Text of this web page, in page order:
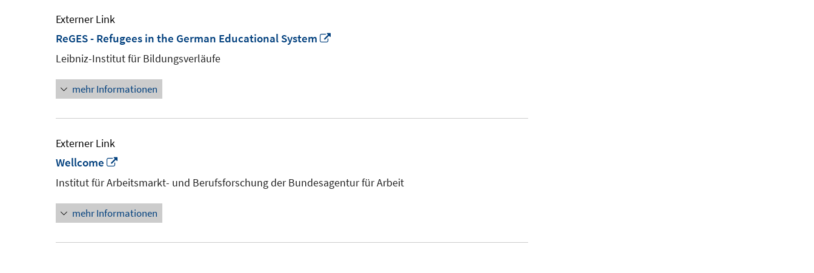
Externer Link
ReGES - Refugees in the German Educational System
Leibniz-Institut für Bildungsverläufe
mehr Informationen
Externer Link
Wellcome
neuem
öffnen
Institut für Arbeitsmarkt- und Berufsforschung der Bundesagentur für Arbeit
mehr Informationen